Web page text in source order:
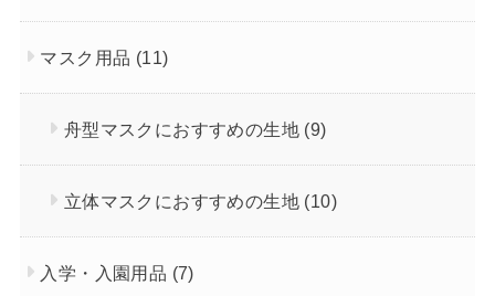
マスク用品 (11)
舟型マスクにおすすめの生地 (9)
立体マスクにおすすめの生地 (10)
入学・入園用品 (7)